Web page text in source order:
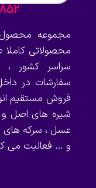
مجموعه محصول
محصولاتی
سراسر کشور ،
سفارشات در
فروش مستقیم
شیره های اصل و
عسل ، سرکه های
و … فعالیت می